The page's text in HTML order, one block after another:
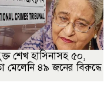
শেখ হাসিনাসহ ৫০,
মেলেনি ৪৯ জনের বিরুদ্ধে